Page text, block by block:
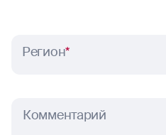
Регион*
Комментарий